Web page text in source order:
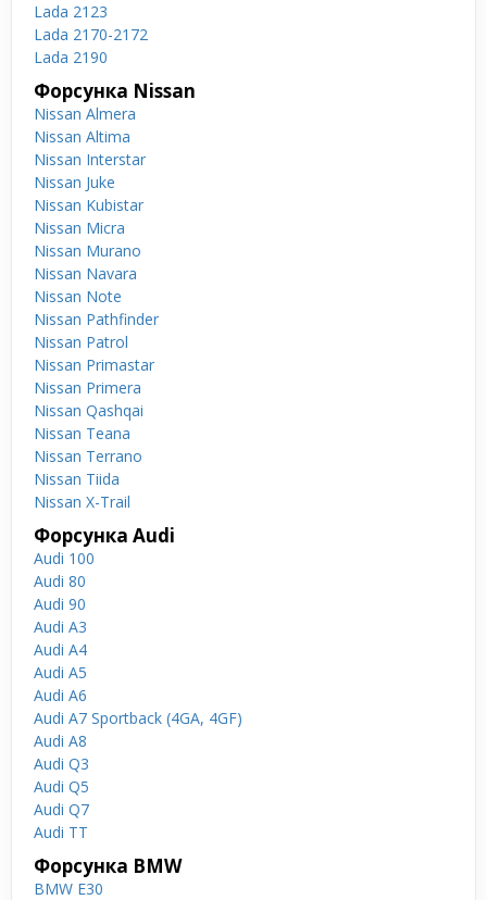
Lada 2123
Lada 2170-2172
Lada 2190
Форсунка Nissan
Nissan Almera
Nissan Altima
Nissan Interstar
Nissan Juke
Nissan Kubistar
Nissan Micra
Nissan Murano
Nissan Navara
Nissan Note
Nissan Pathfinder
Nissan Patrol
Nissan Primastar
Nissan Primera
Nissan Qashqai
Nissan Teana
Nissan Terrano
Nissan Tiida
Nissan X-Trail
Форсунка Audi
Audi 100
Audi 80
Audi 90
Audi A3
Audi A4
Audi A5
Audi A6
Audi A7 Sportback (4GA, 4GF)
Audi A8
Audi Q3
Audi Q5
Audi Q7
Audi TT
Форсунка BMW
BMW E30